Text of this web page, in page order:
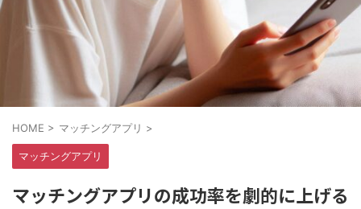
HOME > マッチングアプリ >
マッチングアプリ
マッチングアプリの成功率を劇的に上げる